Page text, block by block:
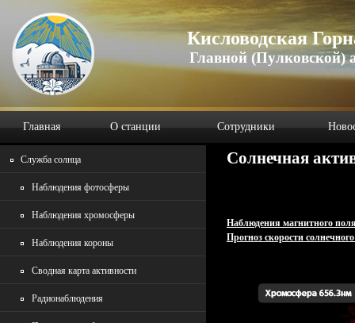
Кисловодская
Главной (Пулковской)
Главная О станции Сотрудники
Служба солнца
Наблюдения фотосферы
Наблюдения хромосферы
Наблюдения короны
Сводная карта активности
Радионаблюдения
Солнечная
Наблюдения магнитного
Прогноз скорости